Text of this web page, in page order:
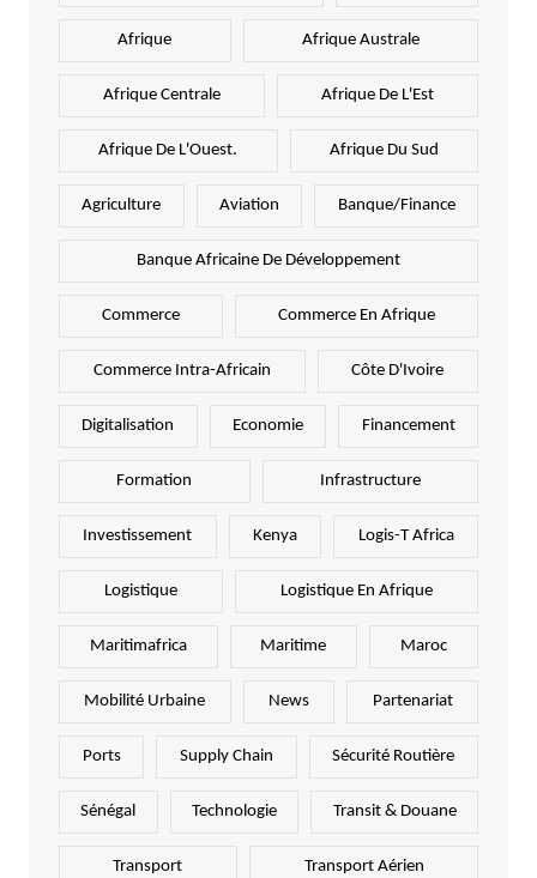
Afrique Afrique Australe
Afrique Centrale Afrique De L'Est
Afrique De L'Ouest. Afrique Du Sud
Agriculture Aviation Banque/Finance
Banque Africaine De Développement
Commerce Commerce En Afrique
Commerce Intra-Africain Côte D'Ivoire
Digitalisation Economie Financement
Formation Infrastructure
Investissement Kenya Logis-T Africa
Logistique Logistique En Afrique
Maritimafrica Maritime Maroc
Mobilité Urbaine News Partenariat
Ports Supply Chain Sécurité Routière
Sénégal Technologie Transit & Douane
Transport Transport Aérien